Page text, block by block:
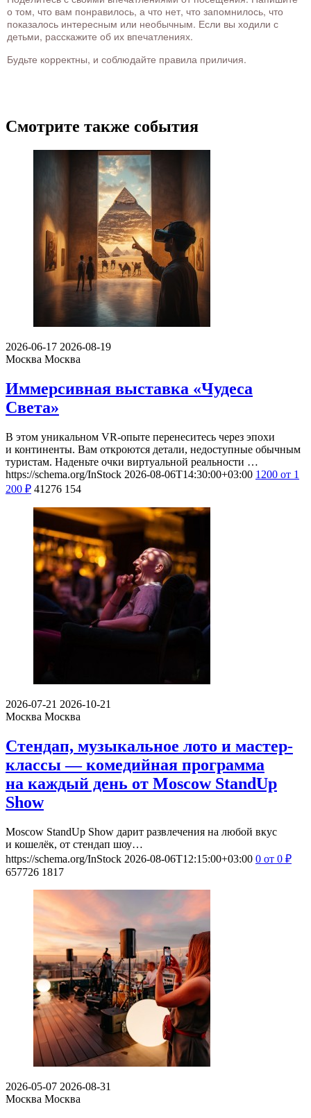
о том, что вам понравилось, а что нет, что запомнилось, что
показалось интересным или необычным. Если вы ходили с
детьми, расскажите об их впечатлениях.
Будьте корректны, и соблюдайте правила приличия.
Смотрите также события
2026-06-17 2026-08-19
Москва Москва
Иммерсивная выставка «Чудеса
Света»
В этом уникальном VR-опыте перенеситесь через эпохи
и континенты. Вам откроются детали, недоступные обычным
туристам. Наденьте очки виртуальной реальности …
https://schema.org/InStock 2026-08-06T14:30:00+03:00 1200 от 1
200 ₽ 41276 154
2026-07-21 2026-10-21
Москва Москва
Стендап, музыкальное лото и мастер-
классы — комедийная программа
на каждый день от Moscow StandUp
Show
Moscow StandUp Show дарит развлечения на любой вкус
и кошелёк, от стендап шоу…
https://schema.org/InStock 2026-08-06T12:15:00+03:00 0 от 0 ₽
657726 1817
2026-05-07 2026-08-31
Москва Москва